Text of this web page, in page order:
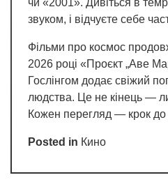
звуком, і відчуєте себе
Фільми про космос
2026 році «Проєкт „Аве
Гослінгом додає свіжий
людства. Це не кінець —
Кожен перегляд — крок до
Posted in Кино